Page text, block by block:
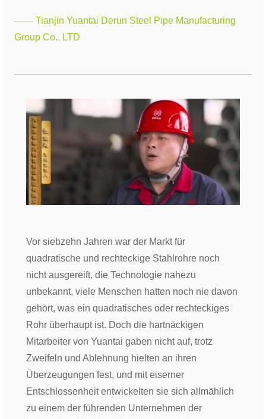
—— Tianjin Yuantai Derun Steel Pipe Manufacturing
Group Co., LTD
Vor siebzehn Jahren war der Markt für
quadratische und rechteckige Stahlrohre noch
nicht ausgereift, die Technologie nahezu
unbekannt, viele Menschen hatten noch nie davon
gehört, was ein quadratisches oder rechteckiges
Rohr überhaupt ist. Doch die hartnäckigen
Mitarbeiter von Yuantai gaben nicht auf, trotz
Zweifeln und Ablehnung hielten an ihren
Überzeugungen fest, und mit eiserner
Entschlossenheit entwickelten sie sich allmählich
zu einem der führenden Unternehmen der